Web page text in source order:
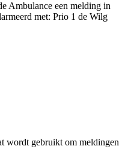
Ambulance een melding in
met: Prio 1 de Wilg
wordt gebruikt om meldingen